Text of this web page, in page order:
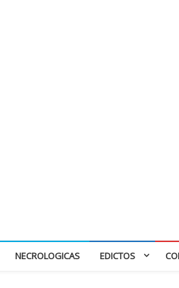
NECROLOGICAS EDICTOS